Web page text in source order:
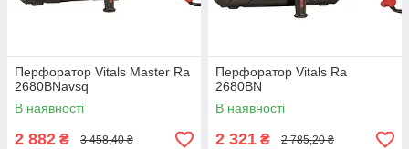
Перфоратор Vitals Master Ra
2680BNavsq
В наявності
2 882 ₴ 3 458,40 ₴
Перфоратор Vitals Ra
2680BN
В наявності
2 321 ₴ 2 785,20 ₴